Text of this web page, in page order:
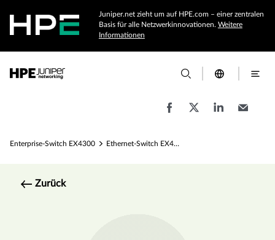
Juniper.net zieht um auf HPE.com – einer zentralen
Basis für alle Netzwerkinnovationen. Weitere
Informationen
Enterprise-Switch EX4300 Ethernet-Switch EX4300 – Spezifikationen
Zurück